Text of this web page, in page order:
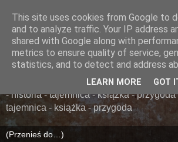
.........
BIBLIOTEKA ........
książka - przygoda - historia - tajemnica -
- historia - tajemnica - książka - przygoda
tajemnica - książka - przygoda
This site uses cookies from Google to
and to analyze traffic. Your IP address
shared with Google along with
metrics to ensure quality of service,
statistics, and to detect and address
LEARN MORE GOT